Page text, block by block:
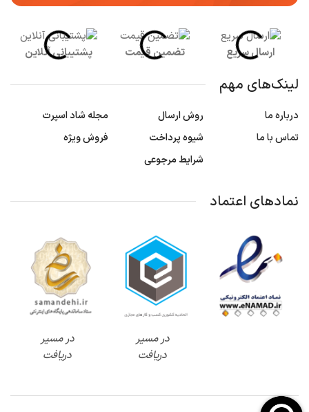
ارسال سریع تضمین قیمت پشتیبانی آنلاین
لینک‌های مهم
درباره ما
تماس با ما
روش ارسال
شیوه پرداخت
شرایط مرجوعی
مجله شاد اسپرت
فروش ویژه
نمادهای اعتماد
در مسیر
دریافت
در مسیر
دریافت